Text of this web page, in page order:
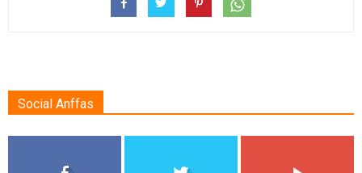
Social Anffas